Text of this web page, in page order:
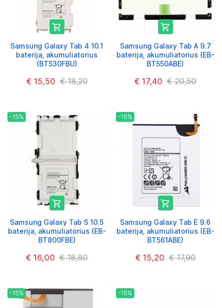

Samsung Galaxy Tab 4 10.1
baterija, akumuliatorius
(BT530FBU)
€ 15,50 € 18,20

Samsung Galaxy Tab A 9.7
baterija, akumuliatorius (EB-
BT550ABE)
€ 17,40 € 20,50
-15%

Samsung Galaxy Tab S 10.5
baterija, akumuliatorius (EB-
BT800FBE)
€ 16,00 € 18,80
-15%

Samsung Galaxy Tab E 9.6
baterija, akumuliatorius (EB-
BT561ABE)
€ 15,20 € 17,90
-15% -15%